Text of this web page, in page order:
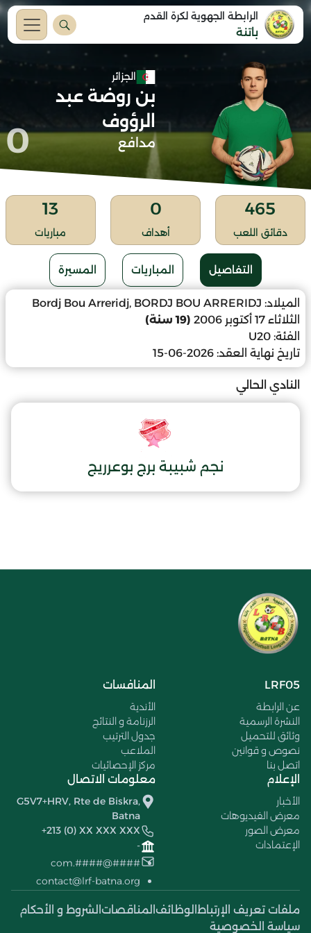
الرابطة الجهوية لكرة القدم
باتنة
الجزائر
بن روضة عبد
الرؤوف
مدافع 0
465
دقائق اللعب
0
أهداف
13
مباريات
التفاصيل المباريات المسيرة
الميلاد: Bordj Bou Arreridj, BORDJ BOU ARRERIDJ
الثلاثاء 17 أكتوبر 2006
(19 سنة)
الفئة: U20
تاريخ نهاية العقد: 2026-06-15
النادي الحالي
نجم شبيبة برج بوعرريج
LRF05
عن الرابطة
النشرة الرسمية
وثائق للتحميل
نصوص و قوانين
اتصل بنا
المنافسات
الأندية
الرزنامة و النتائج
جدول الترتيب
الملاعب
مركز الإحصائيات
الإعلام
الأخبار
معرض الفيديوهات
معرض الصور
الإعتمادات
معلومات الاتصال
G5V7+HRV, Rte de Biskra,
Batna
+213 (0) XX XXX XXX
-
####@####.com
contact@lrf-batna.org
ملفات تعريف الإرتباط الوظائف المناقصات الشروط و الأحكام
سياسة الخصوصية